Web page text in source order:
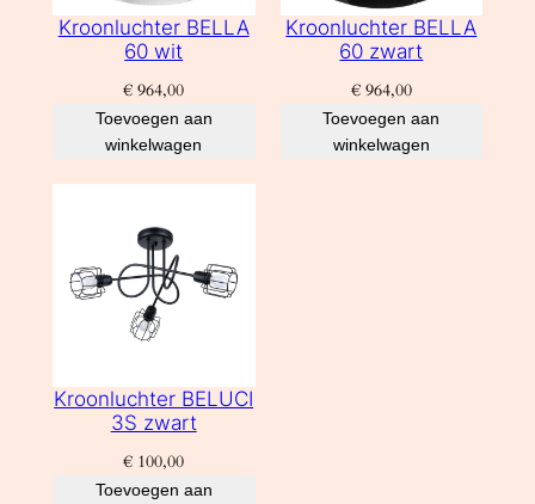
Kroonluchter BELLA
60 wit
€ 964,00
Toevoegen aan
winkelwagen
Kroonluchter BELLA
60 zwart
€964,00
Toevoegen aan
winkelwagen
Kroonluchter BELUCI
3S zwart
€ 100,00
Toevoegen aan